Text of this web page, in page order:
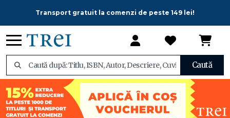
Transport gratuit la comenzi de peste 149 lei!
Caută